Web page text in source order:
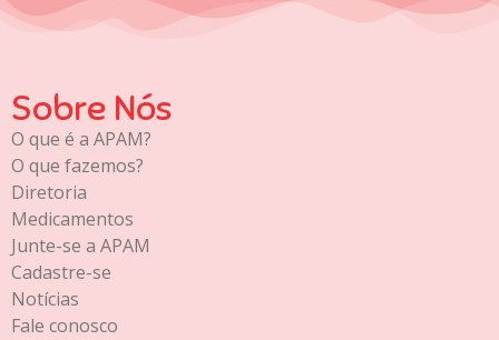
Sobre Nós
O que é a APAM?
O que fazemos?
Diretoria
Medicamentos
Junte-se a APAM
Cadastre-se
Notícias
Fale conosco